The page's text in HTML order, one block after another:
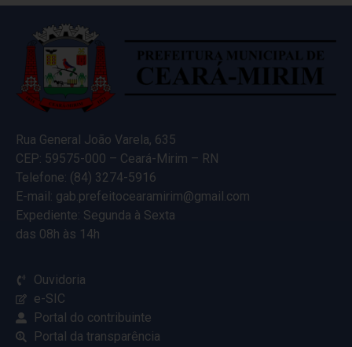
Rua General João Varela, 635
CEP: 59575-000 – Ceará-Mirim – RN
Telefone: (84) 3274-5916
E-mail: gab.prefeitocearamirim@gmail.com
Expediente: Segunda à Sexta
das 08h às 14h
Ouvidoria
e-SIC
Portal do contribuinte
Portal da transparência